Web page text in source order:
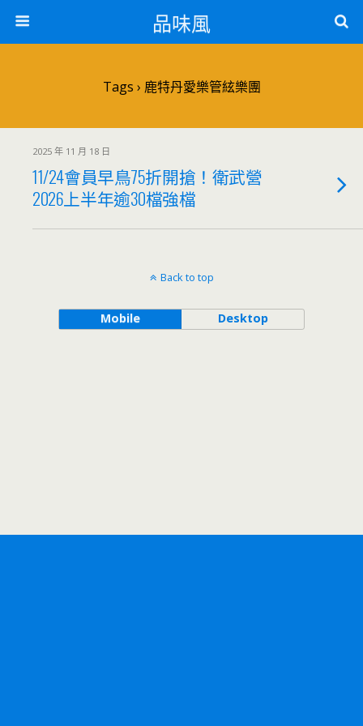
品味風
Tags › 鹿特丹愛樂管絃樂團
2025 年 11 月 18 日
11/24會員早鳥75折開搶！衛武營
2026上半年逾30檔強檔
Back to top
Mobile Desktop